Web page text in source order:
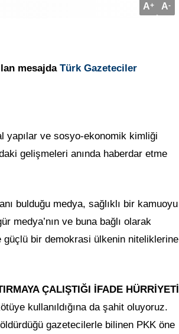
A+ A-
mesajda Türk Gazeteciler
yapılar ve sosyo-ekonomik kimliği
gelişmeleri anında haberdar etme
bulduğu medya, sağlıklı bir kamuoyu
medya’nın ve buna bağlı olarak
güçlü bir demokrasi ülkenin niteliklerine
ÇALIŞTIĞI İFADE HÜRRİYETİ
kullanıldığına da şahit oluyoruz.
gazetecilerle bilinen PKK öne